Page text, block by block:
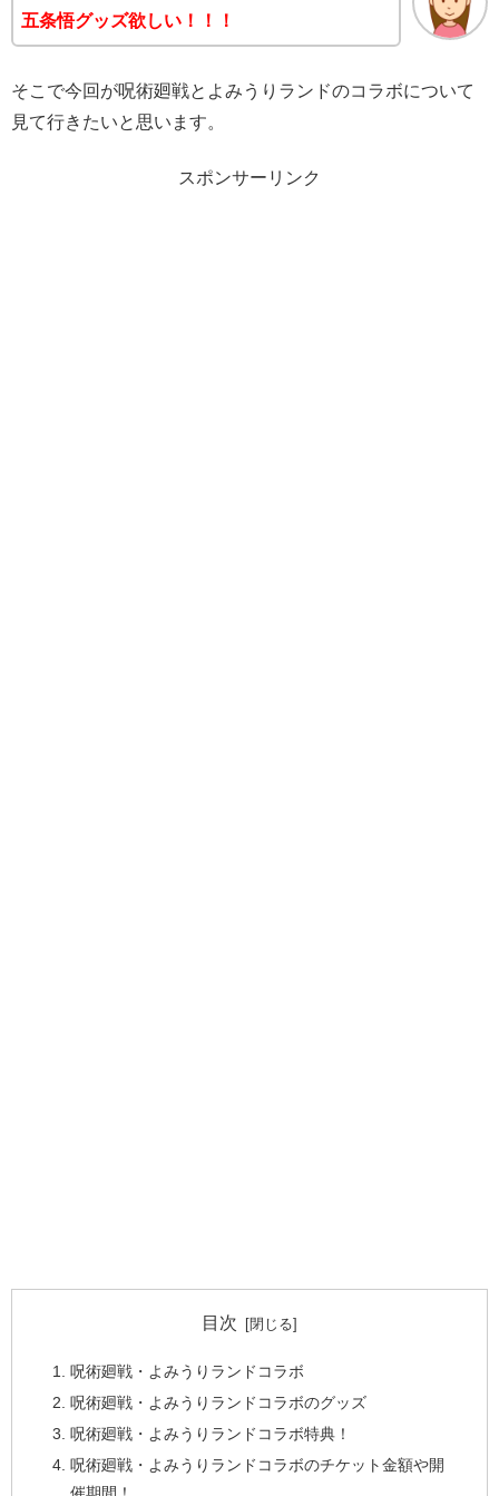
五条悟グッズ欲しい！！！
そこで今回が呪術廻戦とよみうりランドのコラボについて
見て行きたいと思います。
スポンサーリンク
目次
呪術廻戦・よみうりランドコラボ
呪術廻戦・よみうりランドコラボのグッズ
呪術廻戦・よみうりランドコラボ特典！
呪術廻戦・よみうりランドコラボのチケット金額や開